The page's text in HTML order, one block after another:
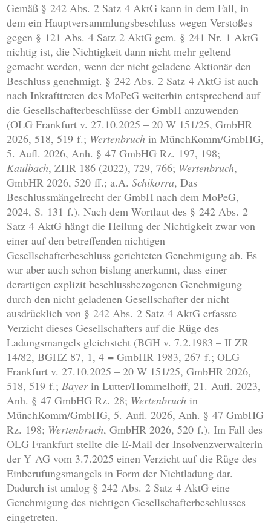
Gemäß § 242 Abs. 2 Satz 4 AktG kann in dem Fall, in
dem ein Hauptversammlungsbeschluss wegen Verstoßes
gegen § 121 Abs. 4 Satz 2 AktG gem. § 241 Nr. 1 AktG
nichtig ist, die Nichtigkeit dann nicht mehr geltend
gemacht werden, wenn der nicht geladene Aktionär den
Beschluss genehmigt. § 242 Abs. 2 Satz 4 AktG ist auch
nach Inkrafttreten des MoPeG weiterhin entsprechend auf
die Gesellschafterbeschlüsse der GmbH anzuwenden
(OLG Frankfurt v. 27.10.2025 – 20 W 151/25, GmbHR
2026, 518, 519 f.; Wertenbruch in MünchKomm/GmbHG,
5. Aufl. 2026, Anh. § 47 GmbHG Rz. 197, 198;
Kaulbach, ZHR 186 (2022), 729, 766; Wertenbruch,
GmbHR 2026, 520 ff.; a.A.Schikorra, Das
Beschlussmängelrecht der GmbH nach dem MoPeG,
2024, S. 131 f.). Nach dem Wortlaut des § 242 Abs. 2
Satz 4 AktG hängt die Heilung der Nichtigkeit zwar von
einer auf den betreffenden nichtigen
Gesellschafterbeschluss gerichteten Genehmigung ab. Es
war aber auch schon bislang anerkannt, dass einer
derartigen explizit beschlussbezogenen Genehmigung
durch den nicht geladenen Gesellschafter der nicht
ausdrücklich von § 242 Abs. 2 Satz 4 AktG erfasste
Verzicht dieses Gesellschafters auf die Rüge des
Ladungsmangels gleichsteht (BGH v. 7.2.1983 – II ZR
14/82, BGHZ 87, 1, 4 = GmbHR 1983, 267 f.; OLG
Frankfurt v. 27.10.2025 – 20 W 151/25, GmbHR 2026,
518, 519 f.;Bayerin Lutter/Hommelhoff, 21. Aufl. 2023,
Anh. § 47 GmbHG Rz. 28; Wertenbruch in
MünchKomm/GmbHG, 5. Aufl. 2026, Anh. § 47 GmbHG
Rz. 198; Wertenbruch, GmbHR 2026, 520 f.). Im Fall des
OLG Frankfurt stellte die E-Mail der Insolvenzverwalterin
der Y AG vom 3.7.2025 einen Verzicht auf die Rüge des
Einberufungsmangels in Form der Nichtladung dar.
Dadurch ist analog § 242 Abs. 2 Satz 4 AktG eine
Genehmigung des nichtigen Gesellschafterbeschlusses
eingetreten.